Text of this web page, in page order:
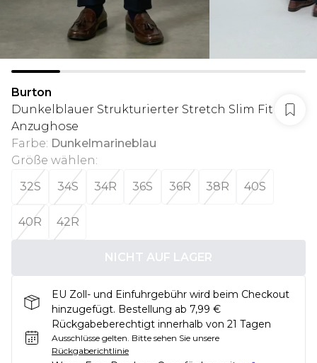
Burton
Dunkelblauer Strukturierter Stretch Slim Fit
Anzughose
Farbe: Dunkelmarineblau
Größe wählen:
32S
34S 34R 36S 36R 38R 40S
40R 42R
NICHT AUF LAGER
EU Zoll- und Einfuhrgebühr wird beim Checkout
hinzugefügt. Bestellung ab 7,99 €
Rückgabeberechtigt innerhalb von 21 Tagen
Ausschlüsse gelten. Bitte sehen Sie unsere
Rückgaberichtlinie